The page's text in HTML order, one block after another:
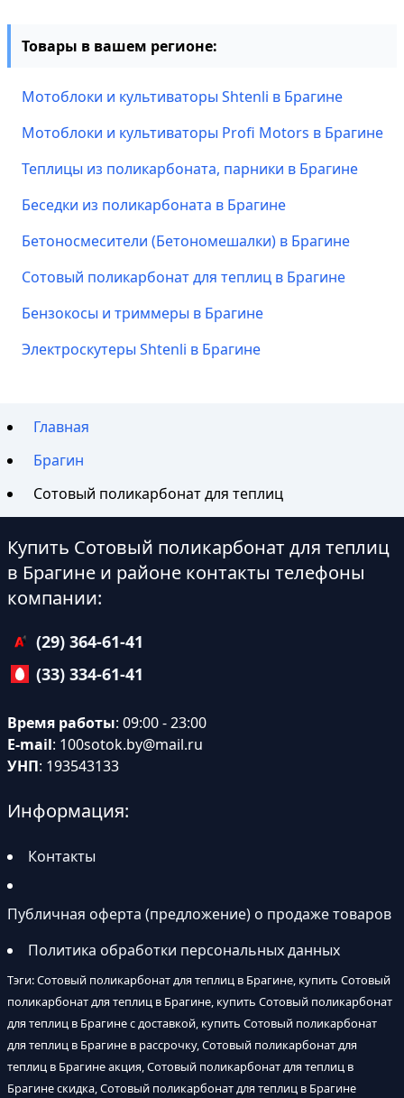
Товары в вашем регионе:
Мотоблоки и культиваторы Shtenli в Брагине
Мотоблоки и культиваторы Profi Motors в Брагине
Теплицы из поликарбоната, парники в Брагине
Беседки из поликарбоната в Брагине
Бетоносмесители (Бетономешалки) в Брагине
Сотовый поликарбонат для теплиц в Брагине
Бензокосы и триммеры в Брагине
Электроскутеры Shtenli в Брагине
Главная
Брагин
Сотовый поликарбонат для теплиц
Купить Сотовый поликарбонат для теплиц
в Брагине и районе контакты телефоны
компании:
(29) 364-61-41
(33) 334-61-41
Время работы: 09:00 - 23:00
E-mail: 100sotok.by@mail.ru
УНП: 193543133
Информация:
Контакты
Публичная оферта (предложение) о продаже товаров
Политика обработки персональных данных
Тэги: Сотовый поликарбонат для теплиц в Брагине, купить Сотовый
поликарбонат для теплиц в Брагине, купить Сотовый поликарбонат
для теплиц в Брагине с доставкой, купить Сотовый поликарбонат
для теплиц в Брагине в рассрочку, Сотовый поликарбонат для
теплиц в Брагине акция, Сотовый поликарбонат для теплиц в
Брагине скидка, Сотовый поликарбонат для теплиц в Брагине